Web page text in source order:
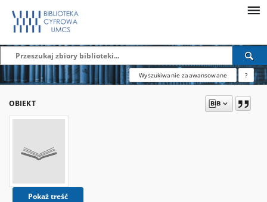
Wyszukiwanie zaawansowane ?
OBIEKT
Pokaż treść